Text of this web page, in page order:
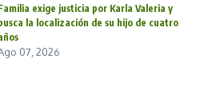
exige justicia por Karla Valeria y
la localización de su hijo de cuatro
07, 2026